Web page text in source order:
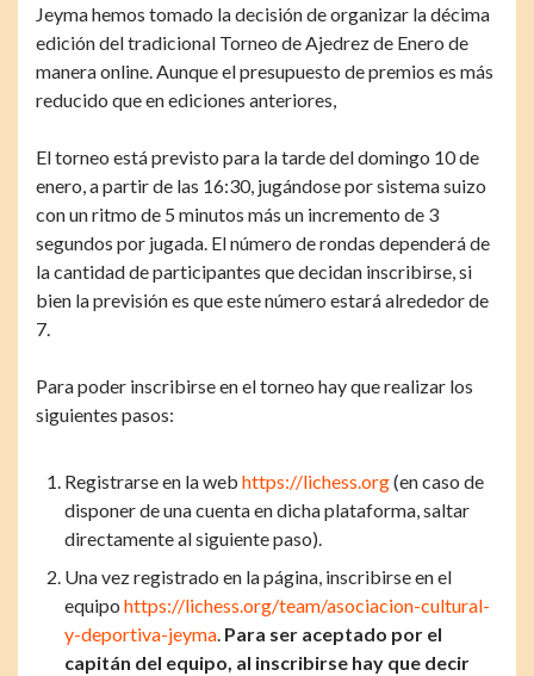
Jeyma hemos tomado la decisión de organizar la décima
edición del tradicional Torneo de Ajedrez de Enero de
manera online. Aunque el presupuesto de premios es más
reducido que en ediciones anteriores,
El torneo está previsto para la tarde del domingo 10 de
enero, a partir de las 16:30, jugándose por sistema suizo
con un ritmo de 5 minutos más un incremento de 3
segundos por jugada. El número de rondas dependerá de
la cantidad de participantes que decidan inscribirse, si
bien la previsión es que este número estará alrededor de
7.
Para poder inscribirse en el torneo hay que realizar los
siguientes pasos:
Registrarse en la web https://lichess.org(en caso de
disponer de una cuenta en dicha plataforma, saltar
directamente al siguiente paso).
Una vez registrado en la página, inscribirse en el
equipo https://lichess.org/team/asociacion-cultural-
y-deportiva-jeyma Para ser aceptado por el
capitán del equipo, al inscribirse hay que decir